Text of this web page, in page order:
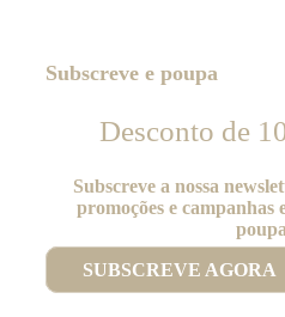
Subscreve e poupa
Desconto de
Subscreve a nossa
promoções e campanhas
SUBSCREVE AGORA